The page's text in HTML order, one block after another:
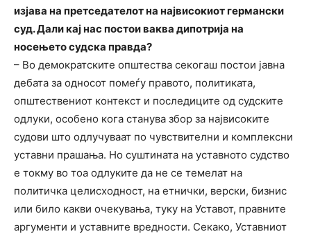
изјава на претседателот на највисокиот германски
суд. Дали кај нас постои ваква дипотрија на
носењето судска правда?
– Во демократските општества секогаш постои јавна
дебата за односот помеѓу правото, политиката,
општествениот контекст и последиците од судските
одлуки, особено кога станува збор за највисоките
судови што одлучуваат по чувствителни и комплексни
уставни прашања. Но суштината на уставното судство
е токму во тоа одлуките да не се темелат на
политичка целисходност, на етнички, верски, бизнис
или било какви очекувања, туку на Уставот, правните
аргументи и уставните вредности. Секако, Уставниот